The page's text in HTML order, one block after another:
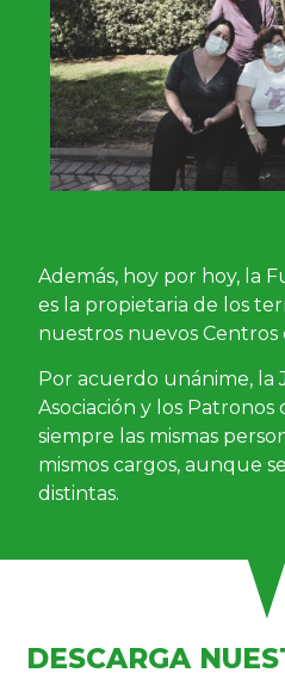
Además, hoy por hoy, la
es la propietaria de los
nuestros nuevos Centros
Por acuerdo unánime, la
Asociación y los
siempre las mismas
mismos cargos, aunque
distintas.
DESCARGA